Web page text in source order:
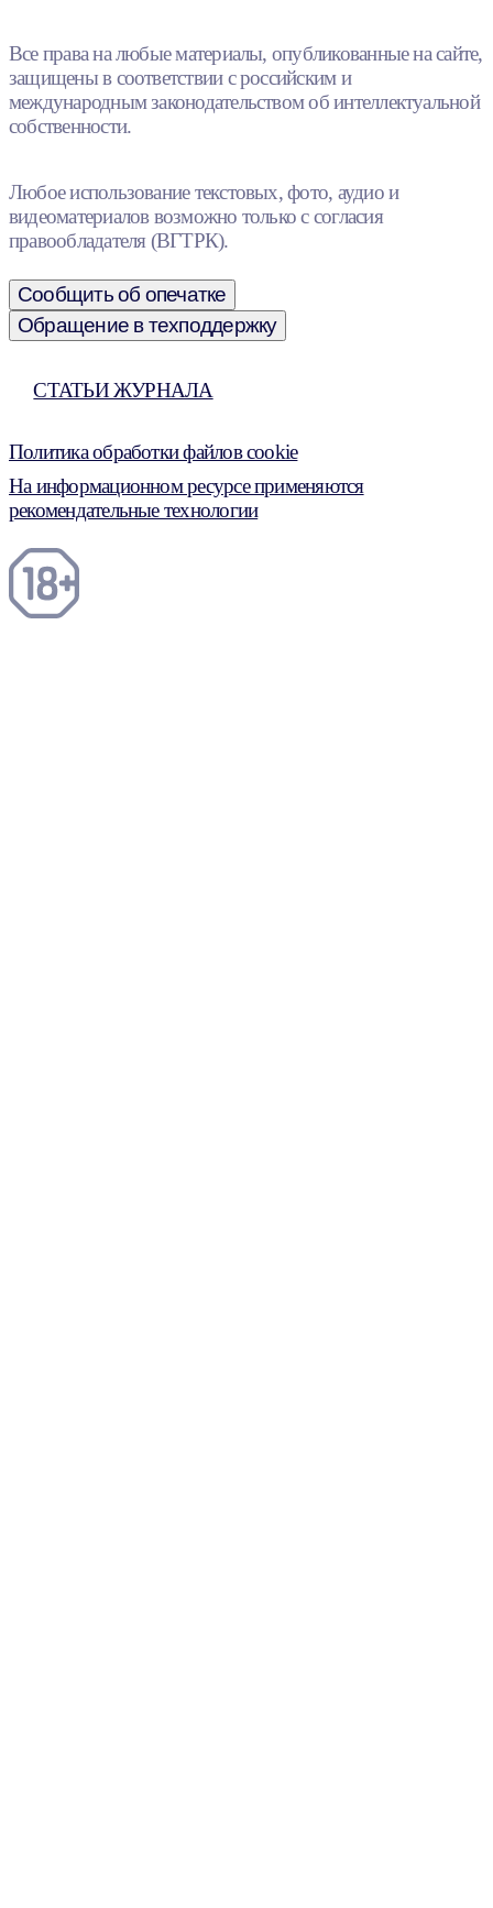
Все права на любые материалы, опубликованные на сайте,
защищены в соответствии с российским и
международным законодательством об интеллектуальной
собственности.
Любое использование текстовых, фото, аудио и
видеоматериалов возможно только с согласия
правообладателя (ВГТРК).
Сообщить об опечатке
Обращение в техподдержку
СТАТЬИ ЖУРНАЛА
Политика обработки файлов cookie
На информационном ресурсе применяются
рекомендательные технологии